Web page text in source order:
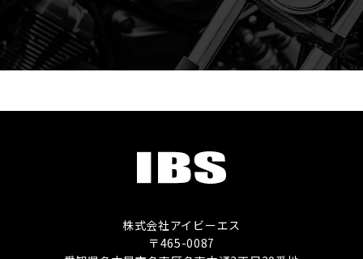
株式会社アイビーエス
〒465-0087